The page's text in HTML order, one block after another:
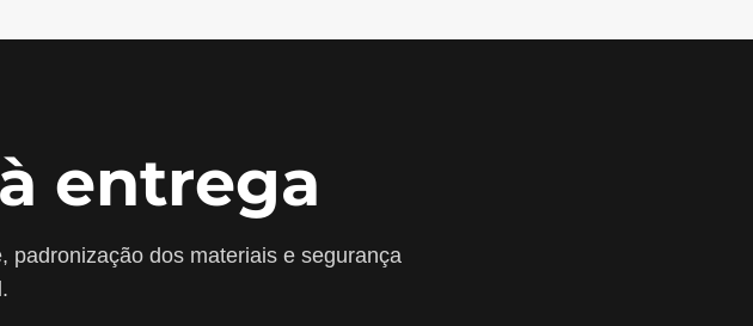
entrega
padronização dos materiais e segurança